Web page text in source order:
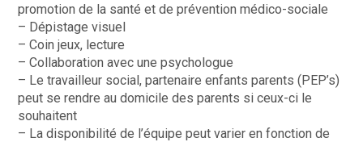
promotion de la santé et de prévention médico-sociale
– Dépistage visuel
– Coin jeux, lecture
– Collaboration avec une psychologue
– Le travailleur social, partenaire enfants parents (PEP’s)
peut se rendre au domicile des parents si ceux-ci le
souhaitent
– La disponibilité de l’équipe peut varier en fonction de